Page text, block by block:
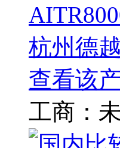
杭州德
查看该
工商：